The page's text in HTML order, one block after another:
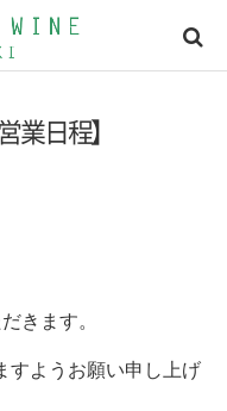
ング
業日程】
きます。
すようお願い申し上げ